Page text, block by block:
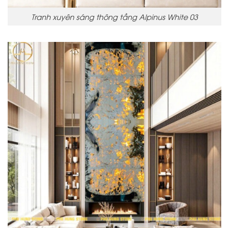
Tranh xuyên sáng thông tầng Alpinus White 03